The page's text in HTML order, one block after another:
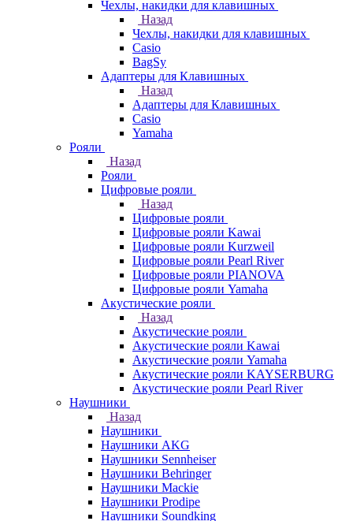
Чехлы, накидки для клавишных
Назад
Чехлы, накидки для клавишных
Casio
BagSy
Адаптеры для Клавишных
Назад
Адаптеры для Клавишных
Casio
Yamaha
Рояли
Назад
Рояли
Цифровые рояли
Назад
Цифровые рояли
Цифровые рояли Kawai
Цифровые рояли Kurzweil
Цифровые рояли Pearl River
Цифровые рояли PIANOVA
Цифровые рояли Yamaha
Акустические рояли
Назад
Акустические рояли
Акустические рояли Kawai
Акустические рояли Yamaha
Акустические рояли KAYSERBURG
Акустические рояли Pearl River
Наушники
Назад
Наушники
Наушники AKG
Наушники Sennheiser
Наушники Behringer
Наушники Mackie
Наушники Prodipe
Наушники Soundking